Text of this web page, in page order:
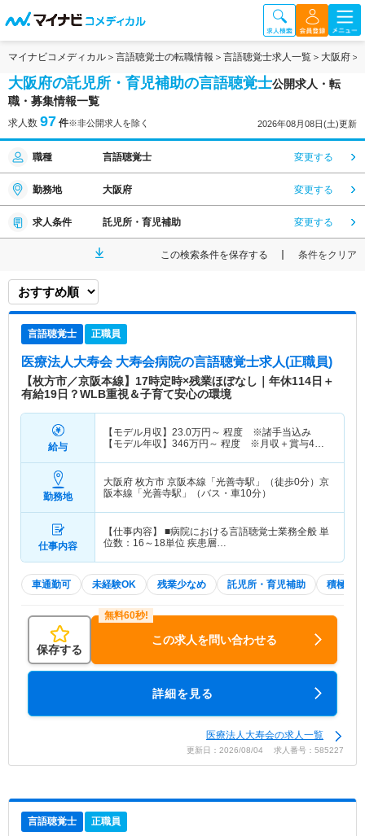
マイナビコメディカル 言語聴覚士の転職情報 言語聴覚士求人一覧 大阪府
大阪府の託児所・育児補助の言語聴覚士公開求人・転
職・募集情報一覧
求人数 97 件※非公開求人を除く 2026年08月08日(土)更新
職種 言語聴覚士 変更する
勤務地 大阪府 変更する
求人条件 託児所・育児補助 変更する
この検索条件を保存する 条件をクリア
言語聴覚士 正職員
医療法人大寿会 大寿会病院の言語聴覚士求人(正職員)
【枚方市／京阪本線】17時定時×残業ほぼなし｜年休114日＋
有給19日？WLB重視＆子育て安心の環境
給与
【モデル月収】 23.0万円～ 程度 ※諸手当込み
【モデル年収】 346万円～ 程度 ※月収＋賞与4ヶ
勤務地
大阪府 枚方市 京阪本線「光善寺駅」（徒歩0分）京
阪本線「光善寺駅」（バス・車10分）
仕事内容
【仕事内容】 ■病院における言語聴覚士業務全般 単
位数：16～18単位 疾患層…
車通勤可 未経験OK 残業少なめ 託児所・育児補助 積極採
保存する
この求人を問い合わせる
詳細を見る
医療法人大寿会の求人一覧
更新日：2026/08/04 求人番号：585227
言語聴覚士 正職員